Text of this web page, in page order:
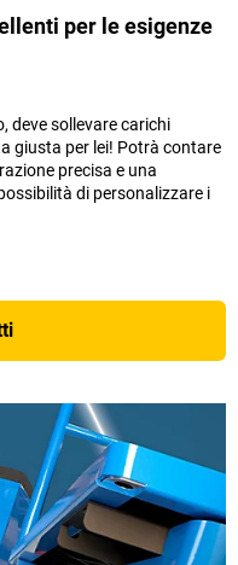
per le esigenze
deve sollevare carichi
giusta per lei! Potrà contare
precisa e una
di personalizzare i